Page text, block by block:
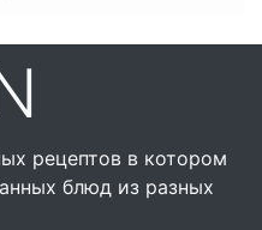
рецептов в котором
блюд из разных